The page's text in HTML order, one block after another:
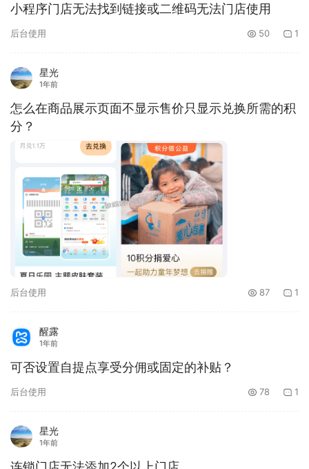
小程序门店无法找到链接或二维码无法门店使用
后台使用 50 1
星光
1年前
怎么在商品展示页面不显示售价只显示兑换所需的积
分？
后台使用 87 1
醒露
1年前
可否设置自提点享受分佣或固定的补贴？
后台使用 78 1
星光
1年前